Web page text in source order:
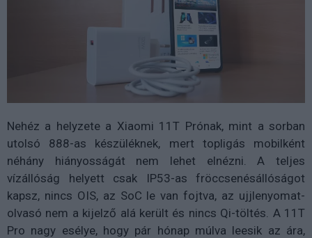
Nehéz a helyzete a Xiaomi 11T Prónak, mint a sorban
utolsó 888-as készüléknek, mert topligás mobilként
néhány hiányosságát nem lehet elnézni. A teljes
vízállóság helyett csak IP53-as fröccsenésállóságot
kapsz, nincs OIS, az SoC le van fojtva, az ujjlenyomat-
olvasó nem a kijelző alá került és nincs Qi-töltés. A 11T
Pro nagy esélye, hogy pár hónap múlva leesik az ára,